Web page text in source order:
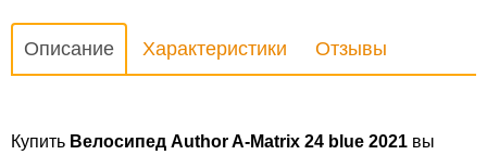
Описание Характеристики Отзывы
Купить Велосипед Author A-Matrix 24 blue 2021 вы